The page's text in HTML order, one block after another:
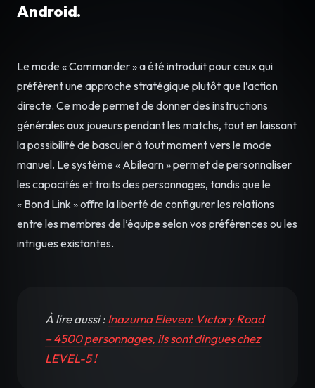
Android.
Le mode « Commander » a été introduit pour ceux qui
préfèrent une approche stratégique plutôt que l’action
directe. Ce mode permet de donner des instructions
générales aux joueurs pendant les matchs, tout en laissant
la possibilité de basculer à tout moment vers le mode
manuel. Le système « Abilearn » permet de personnaliser
les capacités et traits des personnages, tandis que le
« Bond Link » offre la liberté de configurer les relations
entre les membres de l’équipe selon vos préférences ou les
intrigues existantes.
À lire aussi :Inazuma Eleven: Victory Road
– 4500 personnages, ils sont dingues chez
LEVEL-5 !